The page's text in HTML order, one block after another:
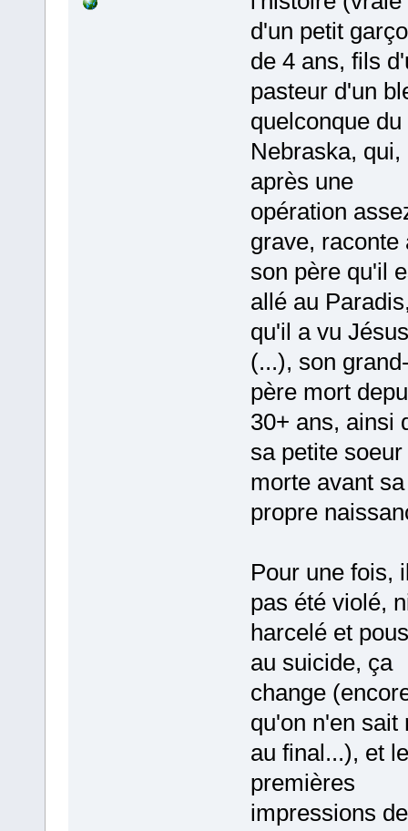
d'un petit
de 4 ans, fils
pasteur d'un
quelconque du
Nebraska, qui,
après une
opération
grave, raconte
son père qu'il
allé au
qu'il a vu Jésus
(...), son
père mort
30+ ans, ainsi
sa petite soeur
morte avant sa
propre
Pour une fois,
pas été violé,
harcelé et
au suicide, ça
change
qu'on n'en sait
au final...), et
premières
impressions de